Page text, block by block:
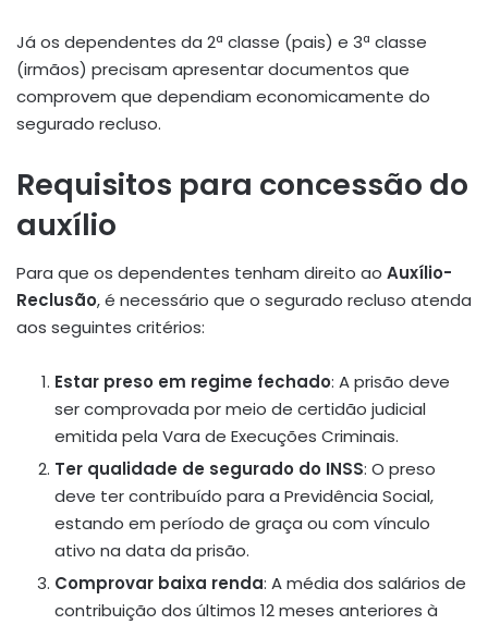
Já os dependentes da 2ª classe (pais) e 3ª classe
(irmãos) precisam apresentar documentos que
comprovem que dependiam economicamente do
segurado recluso.
Requisitos para concessão do
auxílio
Para que os dependentes tenham direito ao Auxílio-
Reclusão, é necessário que o segurado recluso atenda
aos seguintes critérios:
Estar preso em regime fechado: A prisão deve
ser comprovada por meio de certidão judicial
emitida pela Vara de Execuções Criminais.
Ter qualidade de segurado do INSS: O preso
deve ter contribuído para a Previdência Social,
estando em período de graça ou com vínculo
ativo na data da prisão.
Comprovar baixa renda: A média dos salários de
contribuição dos últimos 12 meses anteriores à